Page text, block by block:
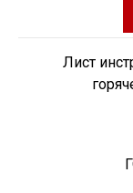
Лист